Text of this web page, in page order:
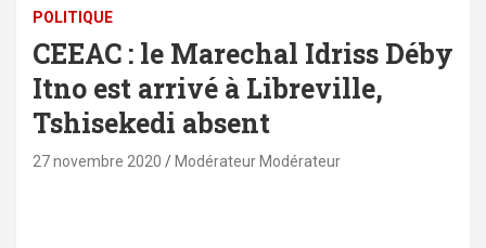
POLITIQUE
CEEAC : le Marechal Idriss Déby
Itno est arrivé à Libreville,
Tshisekedi absent
27 novembre 2020 Modérateur Modérateur